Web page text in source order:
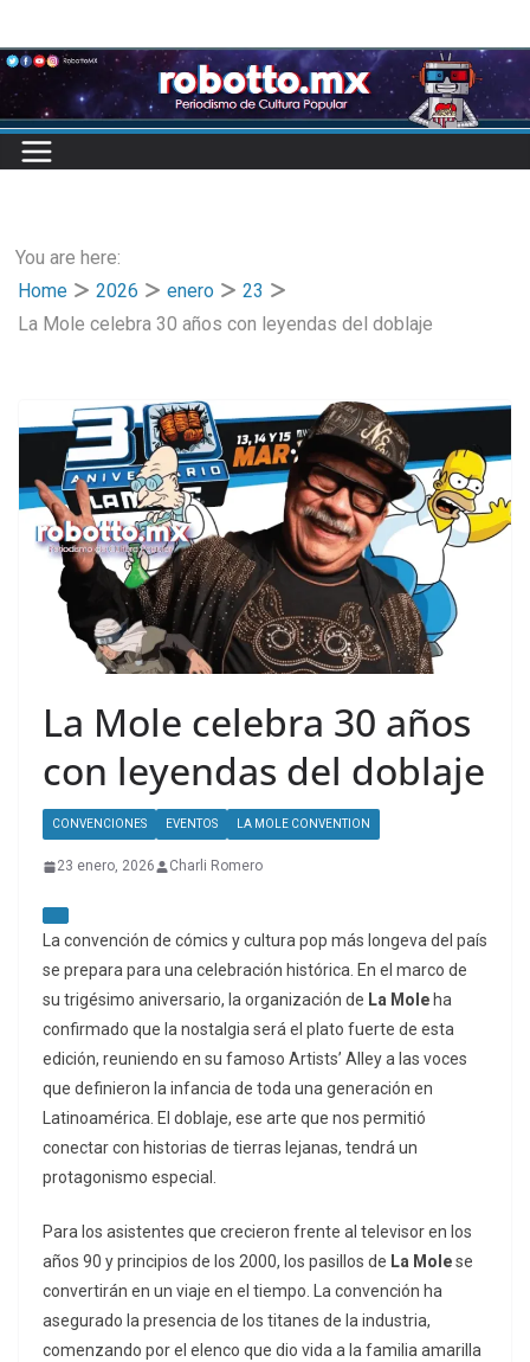
to
content
You are here:
Home
2026 enero
23
La Mole celebra 30 años con leyendas del doblaje
La Mole celebra 30 años
con leyendas del doblaje
CONVENCIONES EVENTOS LA MOLE CONVENTION
23 enero, 2026 Charli Romero
La convención de cómics y cultura pop más longeva del país
se prepara para una celebración histórica. En el marco de
su trigésimo aniversario, la organización de La Mole ha
confirmado que la nostalgia será el plato fuerte de esta
edición, reuniendo en su famoso Artists’ Alleya las voces
que definieron la infancia de toda una generación en
Latinoamérica. El doblaje, ese arte que nos permitió
conectar con historias de tierras lejanas, tendrá un
protagonismo especial.
Para los asistentes que crecieron frente al televisor en los
años 90 y principios de los 2000, los pasillos de La Molese
convertirán en un viaje en el tiempo. La convención ha
asegurado la presencia de los titanes de la industria,
comenzando por el elenco que dio vida a la familia amarilla